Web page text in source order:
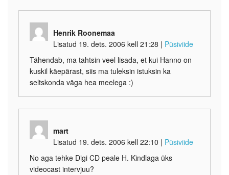
Henrik Roonemaa
Lisatud 19. dets. 2006 kell 21:28 | Püsiviide
Tähendab, ma tahtsin veel lisada, et kui Hanno on
kuskil käepärast, siis ma tuleksin istuksin ka
seltskonda väga hea meelega :)
mart
Lisatud 19. dets. 2006 kell 22:10 | Püsiviide
No aga tehke Digi CD peale H. Kindlaga üks
videocast intervjuu?